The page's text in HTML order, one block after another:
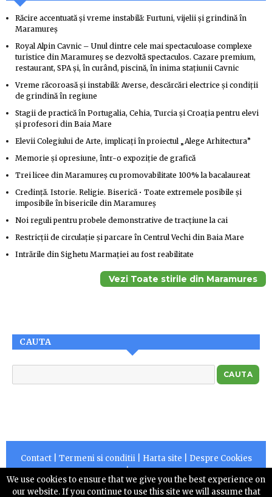
Răcire accentuată și vreme instabilă: Furtuni, vijelii și grindină în
Maramureș
Royal Alpin Cavnic – Unul dintre cele mai spectaculoase complexe
turistice din Maramureș se dezvoltă spectaculos. Cazare premium,
restaurant, SPA și, în curând, piscină, în inima stațiunii Cavnic
Vreme răcoroasă și instabilă: Averse, descărcări electrice și condiții
de grindină în regiune
Stagii de practică în Portugalia, Cehia, Turcia și Croația pentru elevi
și profesori din Baia Mare
Elevii Colegiului de Arte, implicați în proiectul „Alege Arhitectura”
Memorie și opresiune, într-o expoziție de grafică
Trei licee din Maramureș cu promovabilitate 100% la bacalaureat
Credință. Istorie. Religie. Biserică • Toate extremele posibile și
imposibile în bisericile din Maramureș
Noi reguli pentru probele demonstrative de tracțiune la cai
Restricții de circulație și parcare în Centrul Vechi din Baia Mare
Intrările din Sighetu Marmației au fost reabilitate
Vezi Toate stirile din Maramures
CAUTA
Contact| Termeni si conditii| Harta site
Despre Cookies
|RSS
Copyright © 2026 |Centruldepresa.ro este operator de
We use cookies to ensure that we give you the best experience on
our website. If you continue to use this site we will assume that